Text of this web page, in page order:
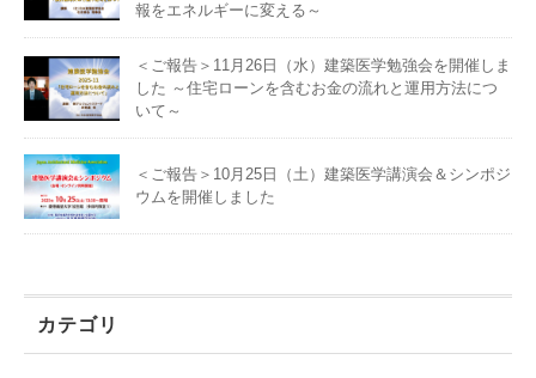
報をエネルギーに変える～
＜ご報告＞11月26日（水）建築医学勉強会を開催しま
した ～住宅ローンを含むお金の流れと運用方法につ
いて～
＜ご報告＞10月25日（土）建築医学講演会＆シンポジ
ウムを開催しました
カテゴリ